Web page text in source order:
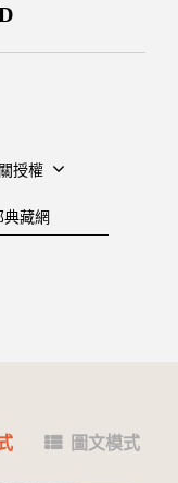
授權
位
圖文模式